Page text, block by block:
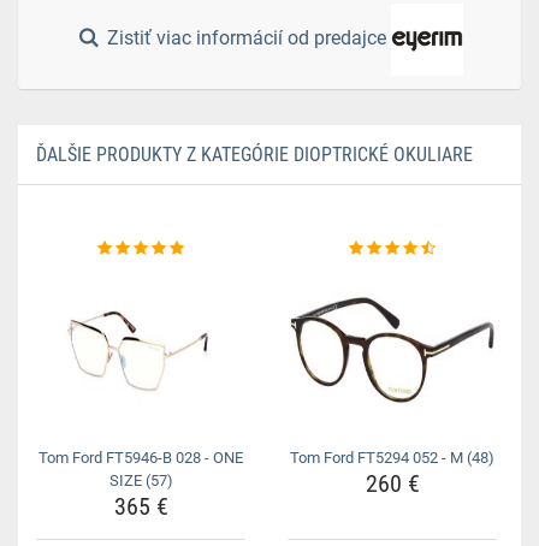
Zistiť viac informácií od predajce
ĎALŠIE PRODUKTY Z KATEGÓRIE DIOPTRICKÉ OKULIARE
Tom Ford FT5946-B 028 - ONE
SIZE (57)
365 €
Tom Ford FT5294 052 - M (48)
260 €